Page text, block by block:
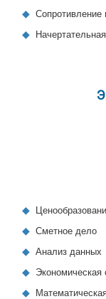
Сопротивление
Сметное дело
Анализ данных
Экономическая